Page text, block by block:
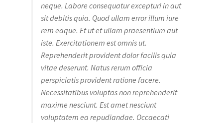
neque. Labore consequatur excepturi in aut
sit debitis quia. Quod ullam error illum iure
rem eaque. Et ut et ullam praesentium aut
iste. Exercitationem est omnis ut.
Reprehenderit provident dolor facilis quia
vitae deserunt. Natus rerum officia
perspiciatis provident ratione facere.
Necessitatibus voluptas non reprehenderit
maxime nesciunt. Est amet nesciunt
voluptatem ea repudiandae. Occaecati